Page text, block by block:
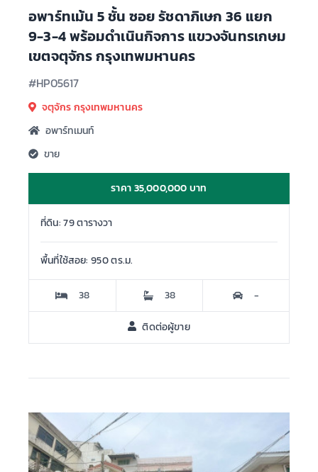
อพาร์ทเม้น 5 ชั้น ซอย รัชดาภิเษก 36 แยก
9-3-4 พร้อมดำเนินกิจการ แขวงจันทรเกษม
เขตจตุจักร กรุงเทพมหานคร
#HP05617
จตุจักร กรุงเทพมหานคร
อพาร์ทเมนท์
ขาย
ราคา 35,000,000 บาท
ที่ดิน: 79 ตารางวา
พื้นที่ใช้สอย: 950 ตร.ม.
38 38 -
ติดต่อผู้ขาย